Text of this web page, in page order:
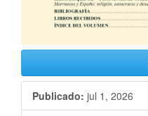
Publicado: jul 1, 2026